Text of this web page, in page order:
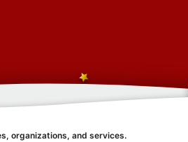
organizations, and services.